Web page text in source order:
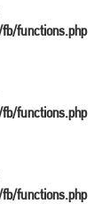
functions.php
functions.php
functions.php